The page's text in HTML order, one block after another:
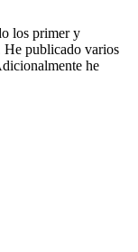
los primer y
He publicado varios
he